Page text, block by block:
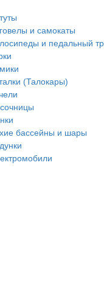
и самокаты
и педальный
(Талокары)
бассейны и шары